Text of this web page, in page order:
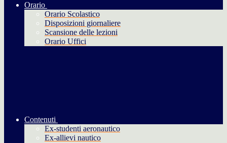
Orario
Orario Scolastico
Disposizioni giornaliere
Scansione delle lezioni
Orario Uffici
Contenuti
Ex-studenti aeronautico
Ex-allievi nautico